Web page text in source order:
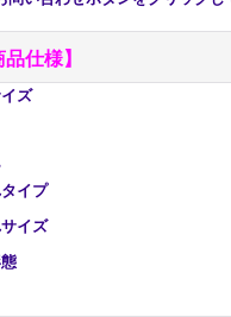
品仕様】
ズ
イプ
イズ